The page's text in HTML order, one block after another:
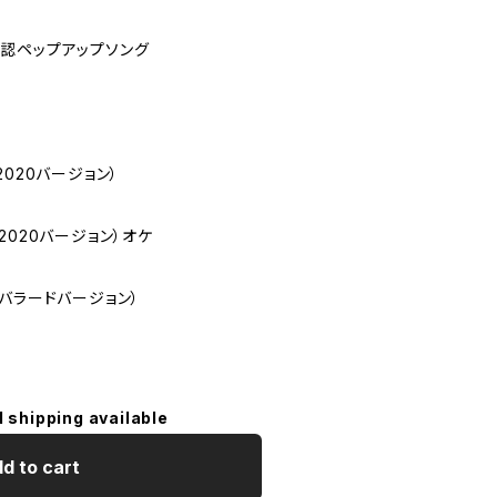
ペップアップソング
バージョン）
バージョン）オケ
ードバージョン）
shipping available
to cart